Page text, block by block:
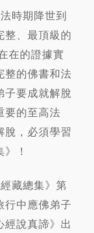
時期降世到
整、最頂級的
在的證據實
整的佛書和法
子要成就解脫
要的至高法
脫，必須學習
！
藏總集》第
行中應佛弟子
經說真諦》出